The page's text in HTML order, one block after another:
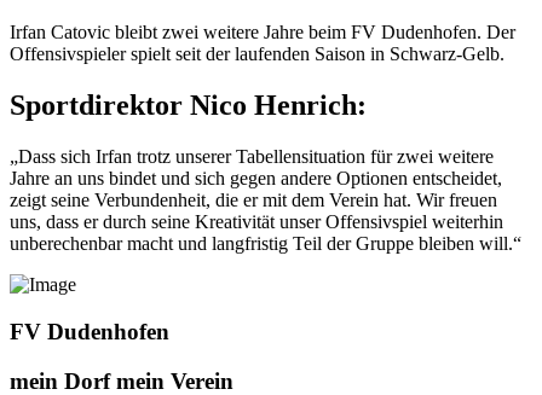
Irfan Catovic bleibt zwei weitere Jahre beim FV Dudenhofen. Der
Offensivspieler spielt seit der laufenden Saison in Schwarz-Gelb.
Sportdirektor Nico Henrich:
„Dass sich Irfan trotz unserer Tabellensituation für zwei weitere
Jahre an uns bindet und sich gegen andere Optionen entscheidet,
zeigt seine Verbundenheit, die er mit dem Verein hat. Wir freuen
uns, dass er durch seine Kreativität unser Offensivspiel weiterhin
unberechenbar macht und langfristig Teil der Gruppe bleiben will.“
FV Dudenhofen
mein Dorfmein Verein